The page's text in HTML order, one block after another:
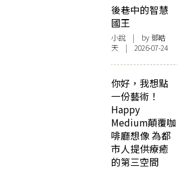
後巷中的智慧
國王
小說 | by 鄧皓
天 | 2026-07-24
你好，我想點
一份藝術！
Happy
Medium顛覆咖
啡廳想像 為都
市人提供療癒
的第三空間